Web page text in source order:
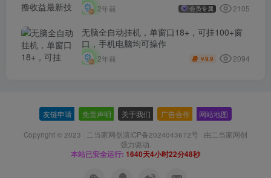
2年前 会员专属 2105
无脑全自动挂机，单窗口18+，可挂100+窗
口，手机电脑均可操作
2年前 ￥9.9 2094
友链申请 免责声明 关于我们 广告合作 网站地图
Copyright © 2023 · 二当家网创滇ICP备2024043672号 · 由二当家网创
强力驱动.
本站已安全运行: 1640天4小时22分48秒